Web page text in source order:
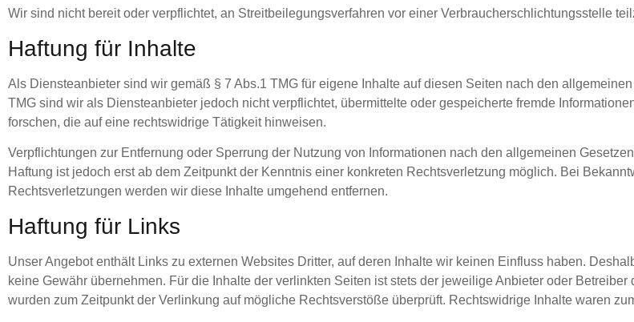
Wir sind nicht bereit oder verpflichtet, an Streitbeilegungsverfahren vor einer Verbraucherschlichtungsstelle
Haftung für Inhalte
Als Diensteanbieter sind wir gemäß § 7 Abs.1 TMG für eigene Inhalte auf diesen Seiten nach den
TMG sind wir als Diensteanbieter jedoch nicht verpflichtet, übermittelte oder gespeicherte fremde
forschen, die auf eine rechtswidrige Tätigkeit hinweisen.
Verpflichtungen zur Entfernung oder Sperrung der Nutzung von Informationen nach den allgemeinen
Haftung ist jedoch erst ab dem Zeitpunkt der Kenntnis einer konkreten Rechtsverletzung möglich. Bei
Rechtsverletzungen werden wir diese Inhalte umgehend entfernen.
Haftung für Links
Unser Angebot enthält Links zu externen Websites Dritter, auf deren Inhalte wir keinen Einfluss haben.
keine Gewähr übernehmen. Für die Inhalte der verlinkten Seiten ist stets der jeweilige Anbieter oder
wurden zum Zeitpunkt der Verlinkung auf mögliche Rechtsverstöße überprüft. Rechtswidrige Inhalte waren